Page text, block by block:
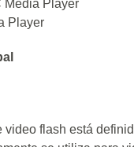
Media Player
Player
video flash está